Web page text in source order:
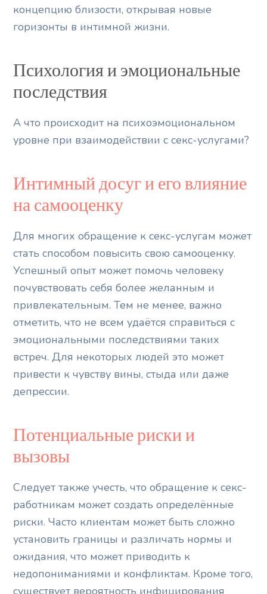
концепцию близости, открывая новые
горизонты в интимной жизни.
Психология и эмоциональные
последствия
А что происходит на психоэмоциональном
уровне при взаимодействии с секс-услугами?
Интимный досуг и его влияние
на самооценку
Для многих обращение к секс-услугам может
стать способом повысить свою самооценку.
Успешный опыт может помочь человеку
почувствовать себя более желанным и
привлекательным. Тем не менее, важно
отметить, что не всем удаётся справиться с
эмоциональными последствиями таких
встреч. Для некоторых людей это может
привести к чувству вины, стыда или даже
депрессии.
Потенциальные риски и
вызовы
Следует также учесть, что обращение к секс-
работникам может создать определённые
риски. Часто клиентам может быть сложно
установить границы и различать нормы и
ожидания, что может приводить к
недопониманиями и конфликтам. Кроме того,
существует вероятность инфицирования